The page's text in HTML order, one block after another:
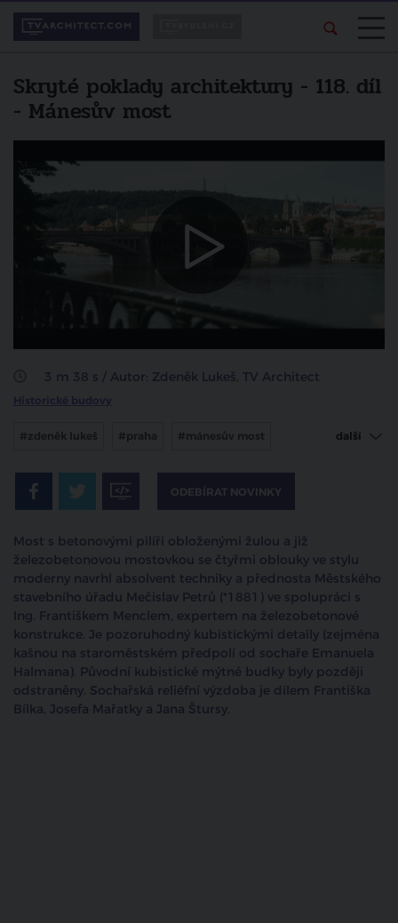
Skryté poklady architektury - 118. díl
- Mánesův most
Líbí se vám pořad?
přátelům.
sdílet na facebooku
Další video
Pražské vodní stavby Františka
3 m 38 s / Autor: Zdeněk Lukeš, TV Architect
Historické budovy
#zdeněk lukeš #praha #mánesův most další
ODEBÍRAT NOVINKY
Most s betonovými pilíři obloženými žulou a již
železobetonovou mostovkou se čtyřmi oblouky ve stylu
moderny navrhl absolvent techniky a přednosta Městského
stavebního úřadu Mečislav Petrů (*1881) ve spolupráci s
Ing. Františkem Menclem, expertem na železobetonové
konstrukce. Je pozoruhodný kubistickými detaily (zejména
kašnou na staroměstském předpolí od sochaře Emanuela
Halmana). Původní kubistické mýtné budky byly později
odstraněny. Sochařská reliéfní výzdoba je dílem Františka
Bílka, Josefa Mařatky a Jana Štursy.